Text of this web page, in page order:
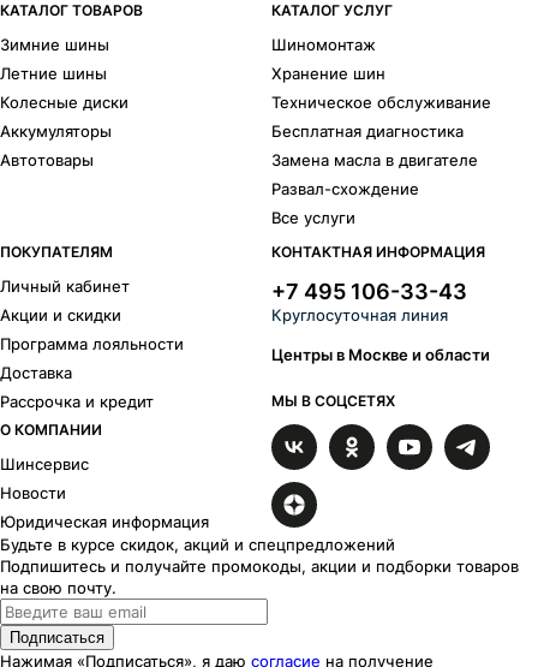
КАТАЛОГ ТОВАРОВ
Зимние шины
Летние шины
Колесные диски
Аккумуляторы
Автотовары
КАТАЛОГ УСЛУГ
Шиномонтаж
Хранение шин
Техническое обслуживание
Бесплатная диагностика
Замена масла в двигателе
Развал-схождение
Все услуги
ПОКУПАТЕЛЯМ
Личный кабинет
Акции и скидки
Программа лояльности
Доставка
Рассрочка и кредит
О КОМПАНИИ
Шинсервис
Новости
Юридическая информация
КОНТАКТНАЯ ИНФОРМАЦИЯ
+7 495 106-33-43
Круглосуточная линия
Центры в Москве и области
МЫ В СОЦСЕТЯХ
Будьте в курсе скидок, акций и спецпредложений
Подпишитесь и получайте промокоды, акции и подборки товаров
на свою почту.
Подписаться
Нажимая «Подписаться», я даю согласие на получение